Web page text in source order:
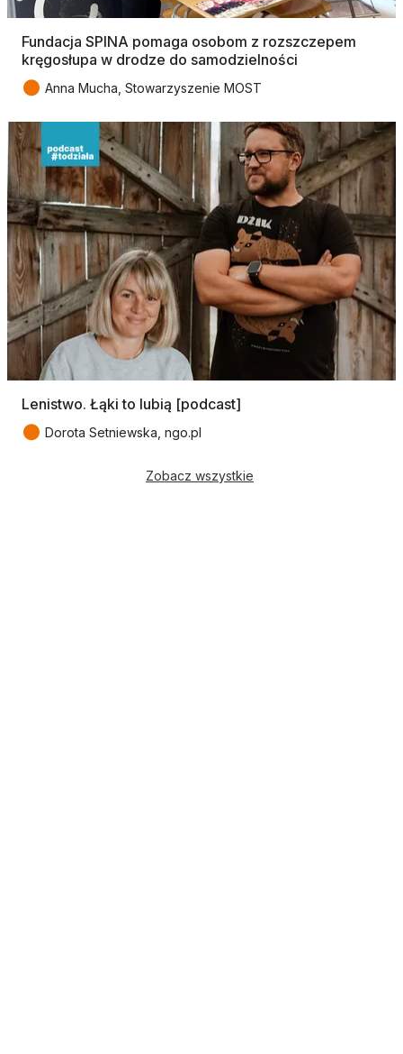
Fundacja SPINA pomaga osobom z rozszczepem
kręgosłupa w drodze do samodzielności
● Anna Mucha, Stowarzyszenie MOST
Lenistwo. Łąki to lubią [podcast]
● Dorota Setniewska, ngo.pl
Zobacz wszystkie